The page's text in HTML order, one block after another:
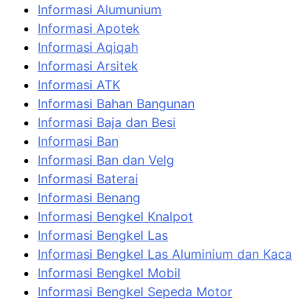
Informasi Alumunium
Informasi Apotek
Informasi Aqiqah
Informasi Arsitek
Informasi ATK
Informasi Bahan Bangunan
Informasi Baja dan Besi
Informasi Ban
Informasi Ban dan Velg
Informasi Baterai
Informasi Benang
Informasi Bengkel Knalpot
Informasi Bengkel Las
Informasi Bengkel Las Aluminium dan Kaca
Informasi Bengkel Mobil
Informasi Bengkel Sepeda Motor